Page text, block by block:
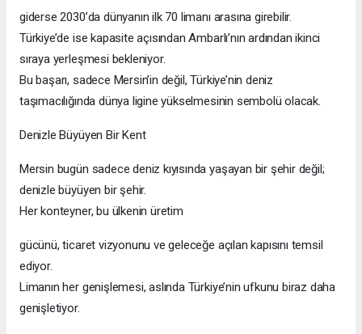
giderse 2030’da dünyanın ilk 70 limanı arasına girebilir.
Türkiye’de ise kapasite açısından Ambarlı’nın ardından ikinci
sıraya yerleşmesi bekleniyor.
Bu başarı, sadece Mersin’in değil, Türkiye’nin deniz
taşımacılığında dünya ligine yükselmesinin sembolü olacak.
Denizle Büyüyen Bir Kent
Mersin bugün sadece deniz kıyısında yaşayan bir şehir değil;
denizle büyüyen bir şehir.
Her konteyner, bu ülkenin üretim
gücünü, ticaret vizyonunu ve geleceğe açılan kapısını temsil
ediyor.
Limanın her genişlemesi, aslında Türkiye’nin ufkunu biraz daha
genişletiyor.